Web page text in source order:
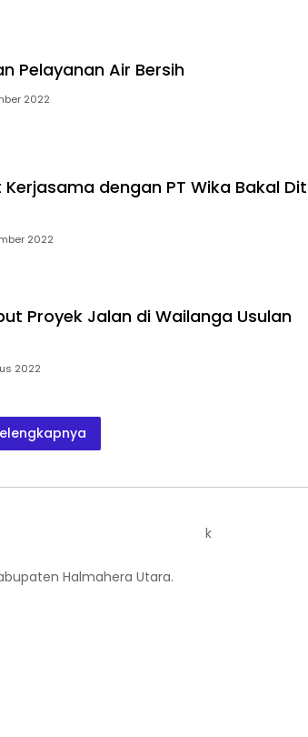
Pelayanan Air Bersih
2022
Kerjasama dengan PT Wika Bakal
2022
Proyek Jalan di Wailanga Usulan
2022
Halmahera Utara.
k